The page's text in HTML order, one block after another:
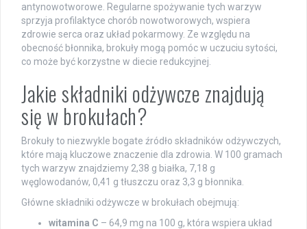
antynowotworowe. Regularne spożywanie tych warzyw
sprzyja profilaktyce chorób nowotworowych, wspiera
zdrowie serca oraz układ pokarmowy. Ze względu na
obecność błonnika, brokuły mogą pomóc w uczuciu sytości,
co może być korzystne w diecie redukcyjnej.
Jakie składniki odżywcze znajdują
się w brokułach?
Brokuły to niezwykle bogate źródło składników odżywczych,
które mają kluczowe znaczenie dla zdrowia. W 100 gramach
tych warzyw znajdziemy 2,38 g białka, 7,18 g
węglowodanów, 0,41 g tłuszczu oraz 3,3 g błonnika.
Główne składniki odżywcze w brokułach obejmują:
witamina C – 64,9 mg na 100 g, która wspiera układ